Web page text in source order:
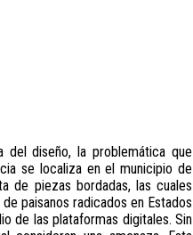
diseño, la problemática que
se localiza en el municipio de
de piezas bordadas, las cuales
paisanos radicados en Estados
de las plataformas digitales. Sin